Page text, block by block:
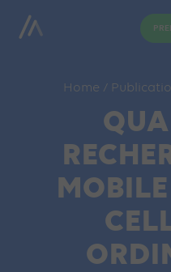
Home /